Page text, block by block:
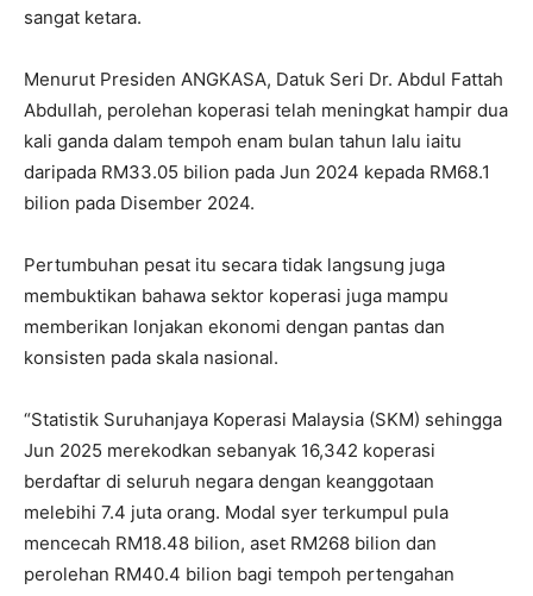
sangat ketara.
Menurut Presiden ANGKASA, Datuk Seri Dr. Abdul Fattah
Abdullah, perolehan koperasi telah meningkat hampir dua
kali ganda dalam tempoh enam bulan tahun lalu iaitu
daripada RM33.05 bilion pada Jun 2024 kepada RM68.1
bilion pada Disember 2024.
Pertumbuhan pesat itu secara tidak langsung juga
membuktikan bahawa sektor koperasi juga mampu
memberikan lonjakan ekonomi dengan pantas dan
konsisten pada skala nasional.
“Statistik Suruhanjaya Koperasi Malaysia (SKM) sehingga
Jun 2025 merekodkan sebanyak 16,342 koperasi
berdaftar di seluruh negara dengan keanggotaan
melebihi 7.4 juta orang. Modal syer terkumpul pula
mencecah RM18.48 bilion, aset RM268 bilion dan
perolehan RM40.4 bilion bagi tempoh pertengahan